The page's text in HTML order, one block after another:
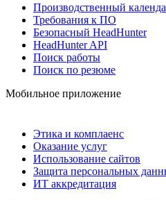
Производственный
Требования к ПО
Безопасный HeadHunter
HeadHunter API
Поиск работы
Поиск по резюме
Мобильное приложение
Этика и комплаенс
Оказание услуг
Использование сайтов
Защита персональных
ИТ аккредитация